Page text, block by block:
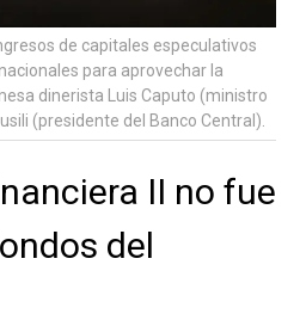
de capitales especulativos
para aprovechar la
dinerista Luis Caputo (ministro
(presidente del Banco Central).
II no fue
del